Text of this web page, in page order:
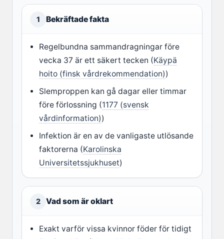
1 Bekräftade fakta
Regelbundna sammandragningar före
vecka 37 är ett säkert tecken (Käypä
hoito (finsk vårdrekommendation))
Slemproppen kan gå dagar eller timmar
före förlossning (1177 (svensk
vårdinformation))
Infektion är en av de vanligaste utlösande
faktorerna (Karolinska
Universitetssjukhuset)
2 Vad som är oklart
Exakt varför vissa kvinnor föder för tidigt